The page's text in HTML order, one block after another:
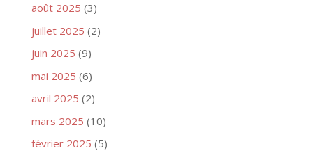
août 2025 (3)
juillet 2025 (2)
juin 2025 (9)
mai 2025 (6)
avril 2025 (2)
mars 2025 (10)
février 2025 (5)